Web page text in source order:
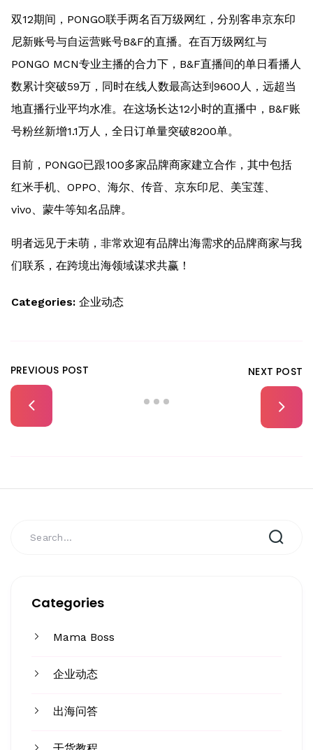
Categories
Mama Boss
企业动态
出海问答
双12期间，PONGO联手两名百万级网红，分别客串京东印
尼新账号与自运营账号B&F的直播。在百万级网红与
PONGO MCN专业主播的合力下，B&F直播间的单日看播人
数累计突破59万，同时在线人数最高达到9600人，远超当
地直播行业平均水准。在这场长达12小时的直播中，B&F账
号粉丝新增1.1万人，全日订单量突破8200单。
目前，PONGO已跟100多家品牌商家建立合作，其中包括
红米手机、OPPO、海尔、传音、京东印尼、美宝莲、
vivo、蒙牛等知名品牌。
明者远见于未萌，非常欢迎有品牌出海需求的品牌商家与我
们联系，在跨境出海领域谋求共赢！
Categories: 企业动态
PREVIOUS POST NEXT POST